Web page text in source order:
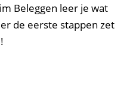
Beleggen leer je wat
de eerste stappen zet